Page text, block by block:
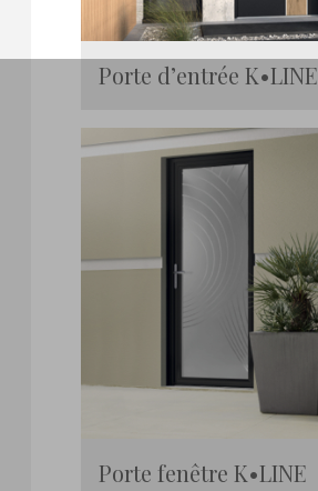
Porte d’entrée K•LINE
Porte fenêtre K•LINE